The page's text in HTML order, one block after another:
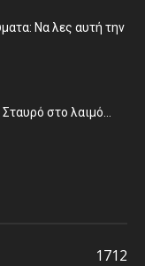
Να λες αυτή την
στο λαιμό…
1712